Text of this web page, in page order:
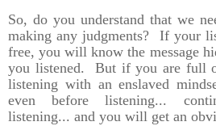
So, do you understand that we
making any judgments? If your
free, you will know the message
you listened. But if you are full
listening with an enslaved
even before listening...
listening... and you will get an